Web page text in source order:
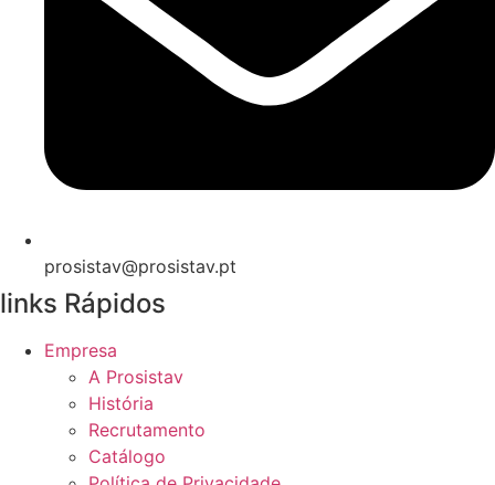
prosistav@prosistav.pt
links Rápidos
Empresa
A Prosistav
História
Recrutamento
Catálogo